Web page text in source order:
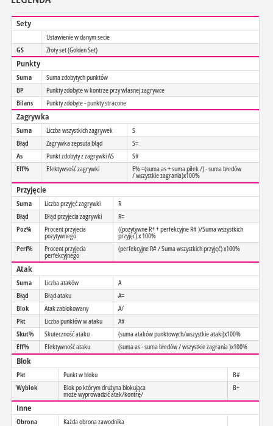
Sety
Ustawienie w danym secie
GS
Złoty set (Golden Set)
Punkty
Suma
Suma zdobytych punktów
BP
Punkty zdobyte w kontrze przy własnej zagrywce
Bilans
Punkty zdobyte - punkty stracone
Zagrywka
Suma Liczba wszystkich zagrywek
S
Błąd
Zagrywka zepsuta błąd
S=
As
Punkt zdobyty z zagrywki AS
S#
Eff%
Efektywsość zagrywki E% =(suma as + suma piłek /) - suma błedów
/ wszystkie zagrania)x100%
Przyjęcie
Suma Liczba przyjęć zagrywki
R
Błąd
Błąd przyjecia zagrywki
R=
Poz%
Procent przyjecia
pozytywnego
((pozytywne R+ + perfekcyjne R# )/Suma wszystkich
przyjęć) x 100%
Perf%
Procent przyjecia
perfekcyjnego
(perfekcyjne R# / Suma wszystkich przyjęć) x100%
Atak
Suma Liczba ataków
A
Błąd
Błąd ataku
A=
Blok
Atak zablokowany
A/
Pkt
Liczba punktów w ataku
A#
Skut%
Skuteczność ataku
(suma ataków punktowych/wszystkie ataki)x100%
Eff%
Efektywność ataku (suma as - suma błedów / wszystkie zagrania )x100%
Blok
Pkt Punkt w bloku
B#
Wyblok
Blok po którym drużyna blokująca
może wyprowadzić atak/kontrę/
B+
Inne
Obrona Każda obrona zawodnika